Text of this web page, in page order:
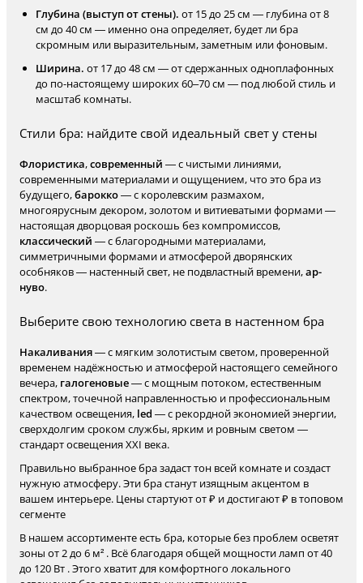
Глубина (выступ от стены). от 15 до 25 см — глубина от 8
см до 40 см — именно она определяет, будет ли бра
скромным или выразительным, заметным или фоновым.
Ширина. от 17 до 48 см — от сдержанных одноплафонных
до по-настоящему широких 60–70 см — под любой стиль и
масштаб комнаты.
Стили бра: найдите свой идеальный свет у стены
Флористика,современный — с чистыми линиями,
современными материалами и ощущением, что это бра из
будущего,барокко— с королевским размахом,
многоярусным декором, золотом и витиеватыми формами —
настоящая дворцовая роскошь без компромиссов,
классический — с благородными материалами,
симметричными формами и атмосферой дворянских
особняков — настенный свет, не подвластный времени,ар-
нуво.
Выберите свою технологию света в настенном бра
Накаливания— с мягким золотистым светом, проверенной
временем надёжностью и атмосферой настоящего семейного
вечера, галогеновые— с мощным потоком, естественным
спектром, точечной направленностью и профессиональным
качеством освещения, led — с рекордной экономией энергии,
сверхдолгим сроком службы, ярким и ровным светом —
стандарт освещения XXI века.
Правильно выбранное бра задаст тон всей комнате и создаст
нужную атмосферу. Эти бра станут изящным акцентом в
вашем интерьере. Цены стартуют от ₽ и достигают ₽ в топовом
сегменте
В нашем ассортименте есть бра, которые без проблем осветят
зоны от 2 до 6 м² . Всё благодаря общей мощности ламп от 40
до 120 Вт . Этого хватит для комфортного локального